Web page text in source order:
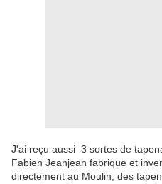
J'ai reçu aussi 3 sortes de
Fabien Jeanjean fabrique et
directement au Moulin, des